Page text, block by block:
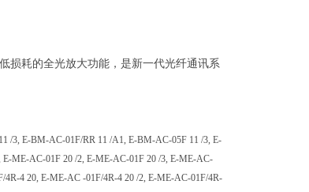
损耗的全光放大功能，是新一代光纤通讯系
/3, E-BM-AC-01F/RR 11 /A1, E-BM-AC-05F 11 /3, E-
ME-AC-01F 20 /2, E-ME-AC-01F 20 /3, E-ME-AC-
4 20, E-ME-AC -01F/4R-4 20 /2, E-ME-AC-01F/4R-